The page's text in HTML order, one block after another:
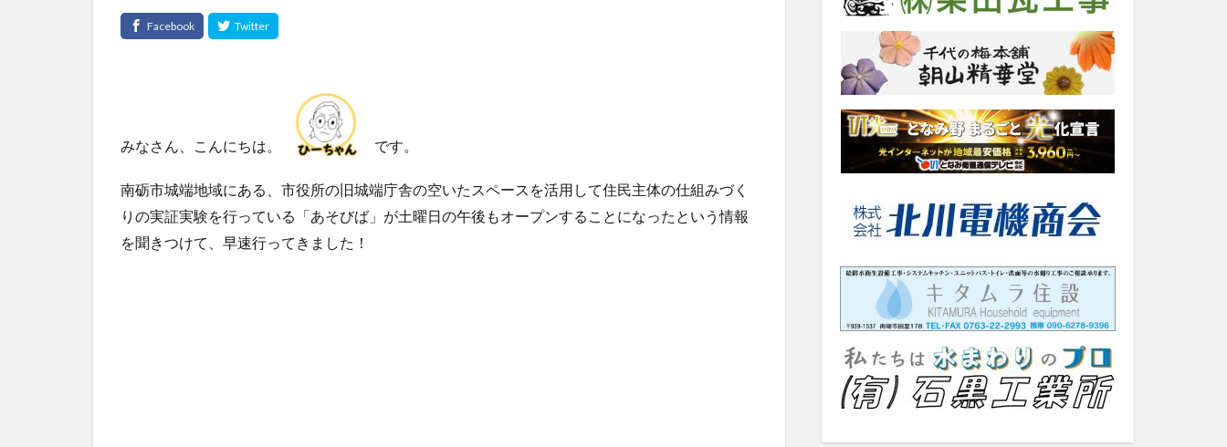
みなさん、こんにちは。 です。
南砺市城端地域にある、市役所の旧城端庁舎の空いたスペースを活用して住民主体の仕組みづく
りの実証実験を行っている「あそびば」が土曜日の午後もオープンすることになったという情報
を聞きつけて、早速行ってきました！